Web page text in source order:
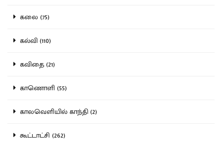
கலை (75)
கல்வி (110)
கவிதை (21)
காணொளி (55)
காலவெளியில் காந்தி (2)
கூட்டாட்சி (262)